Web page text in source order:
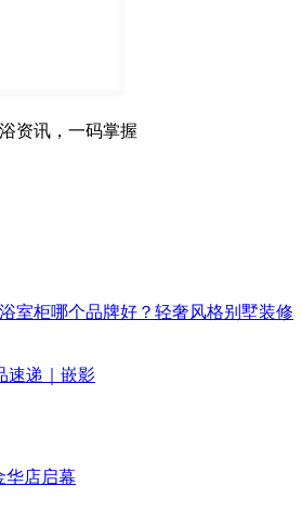
资讯，一码掌握
室柜哪个品牌好？轻奢风格别墅装修
速递｜嵌影
华店启幕